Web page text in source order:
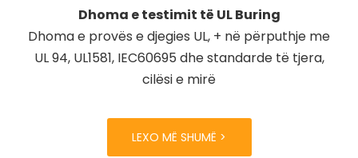
Dhoma e testimit të UL Buring
Dhoma e provës e djegies UL, + në përputhje me
UL 94, UL1581, IEC60695 dhe standarde të tjera,
cilësi e mirë
LEXO MË SHUMË >